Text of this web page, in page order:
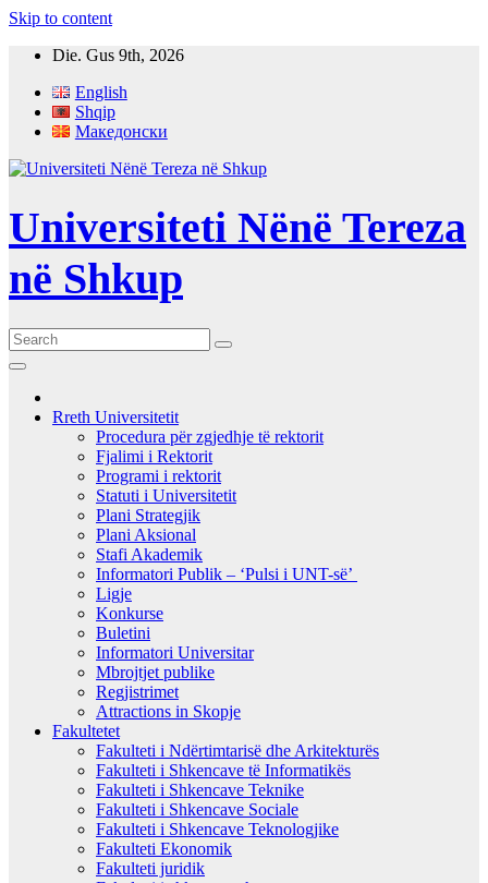
Skip to content
Die. Gus 9th, 2026
English
Shqip
Македонски
Universiteti Nënë Tereza
në Shkup
Rreth Universitetit
Procedura për zgjedhje të rektorit
Fjalimi i Rektorit
Programi i rektorit
Statuti i Universitetit
Plani Strategjik
Plani Aksional
Stafi Akademik
Informatori Publik – ‘Pulsi i UNT-së’
Ligje
Konkurse
Buletini
Informatori Universitar
Mbrojtjet publike
Regjistrimet
Attractions in Skopje
Fakultetet
Fakulteti i Ndërtimtarisë dhe Arkitekturës
Fakulteti i Shkencave të Informatikës
Fakulteti i Shkencave Teknike
Fakulteti i Shkencave Sociale
Fakulteti i Shkencave Teknologjike
Fakulteti Ekonomik
Fakulteti juridik